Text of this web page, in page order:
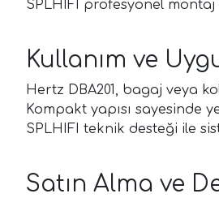
SPLHIFI profesyonel
Kullanım ve
Hertz DBA201, bagaj veya
Kompakt yapısı sayesinde
SPLHIFI teknik desteği ile
Satın Alma ve